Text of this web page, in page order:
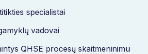
specialistai
vadovai
QHSE procesų skaitmeninimu